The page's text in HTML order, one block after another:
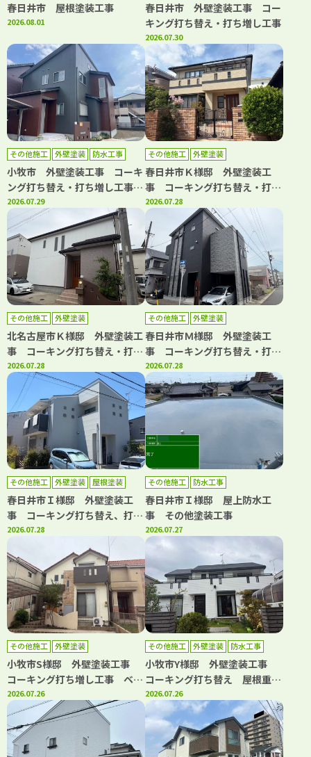
春日井市 屋根塗装工事
2026.08.01
春日井市 外壁塗装工事 コー
キング打ち替え・打ち増し工事
2026.07.30
その他施工 外壁塗装 防水工事
小牧市 外壁塗装工事 コーキ
ング打ち替え・打ち増し工事
屋根カバー工事 防水工事
2026.07.29
その他施工 外壁塗装
春日井市Ｋ様邸 外壁塗装工
事 コーキング打ち替え・打ち
増し工事 バルコニートップコ
ート工事
2026.07.28
その他施工 外壁塗装
北名古屋市Ｋ様邸 外壁塗装工
事 コーキング打ち替え・打ち
増し工事 屋根カバー工事 ト
ップコート工事
2026.07.28
その他施工 外壁塗装
春日井市Ｍ様邸 外壁塗装工
事 コーキング打ち替え・打ち
増し工事 バルコニートップコ
ート工事
2026.07.28
その他施工 外壁塗装 屋根塗装
春日井市Ｉ様邸 外壁塗装工
事 コーキング打ち替え、打ち
増し工事 屋根塗装工事 トッ
2026.07.28
その他施工 防水工事
春日井市Ｉ様邸 屋上防水工
事 その他塗装工事
2026.07.27
その他施工 外壁塗装
小牧市S様邸 外壁塗装工事
コーキング打ち増し工事 ベラ
ンダトップコート工事
2026.07.26
その他施工 外壁塗装 防水工事
小牧市Y様邸 外壁塗装工事
コーキング打ち替え 屋根重ね
葺き工事 ベランダ防水工事
水道管カバー取り換え工事
2026.07.26